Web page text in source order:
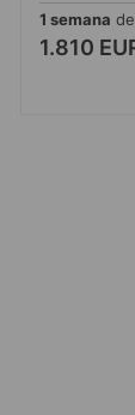
1 semana
1.810